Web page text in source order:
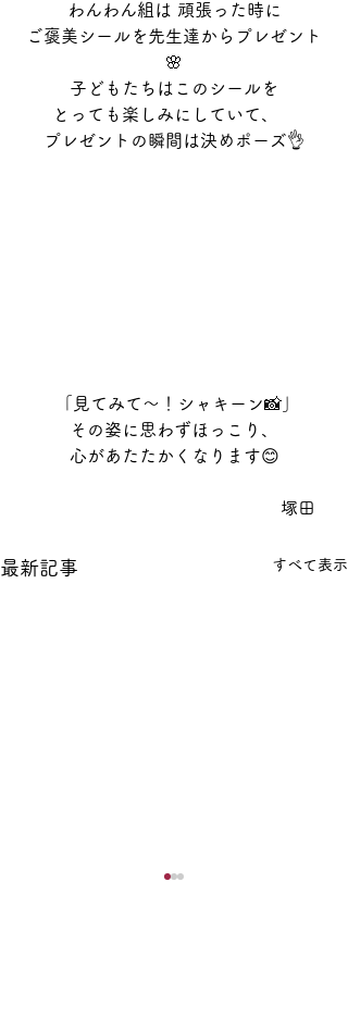
わんわん組は 頑張った時に
ご褒美シールを先生達からプレゼント
🌸
子どもたちはこのシールを
とっても楽しみにしていて、
プレゼントの瞬間は決めポーズ👌
「見てみて〜！シャキーン📸」
その姿に思わずほっこり、
心があたたかくなります😊
塚田
最新記事 すべて表示